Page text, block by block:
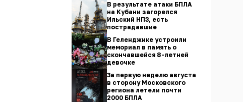
В результате атаки БПЛА
на Кубани загорелся
Ильский НПЗ, есть
пострадавшие
В Геленджике устроили
мемориал в память о
скончавшейся 8-летней
девочке
За первую неделю августа
в сторону Московского
региона летели почти
2000 БПЛА